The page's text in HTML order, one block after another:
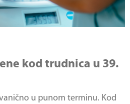
kod trudnica u 39.
u punom terminu. Kod